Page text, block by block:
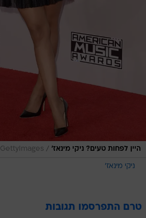
היין לפחות טעים? ניקי מינאז' /
GettyImages
ניקי מינאז'
טרם התפרסמו תגובות